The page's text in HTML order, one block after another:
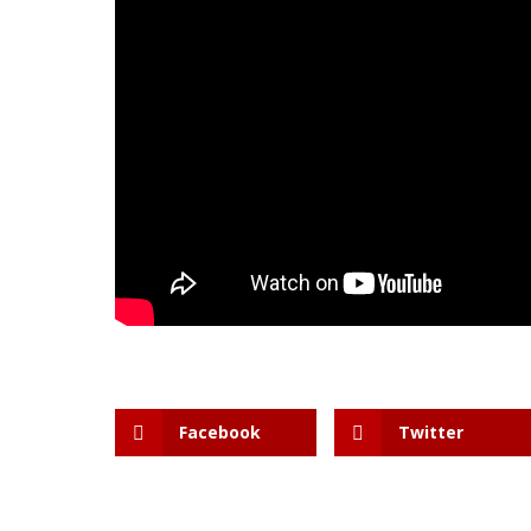
Facebook Twitter